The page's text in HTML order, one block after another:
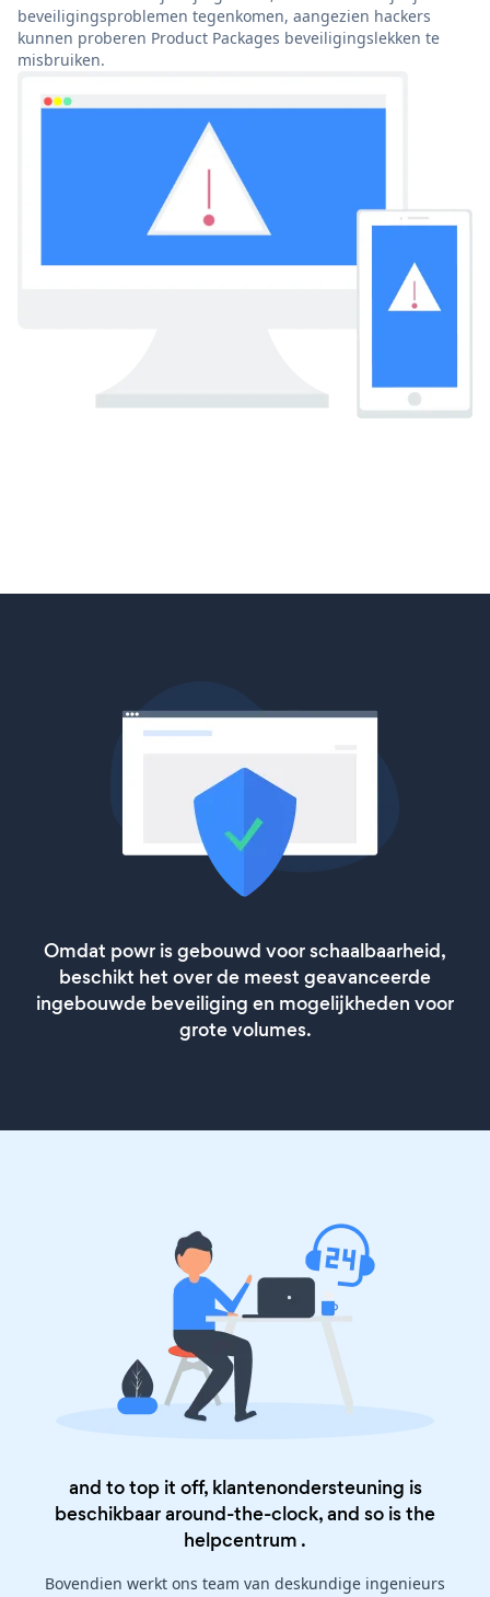
beveiligingsproblemen tegenkomen, aangezien hackers
kunnen proberen Product Packages beveiligingslekken te
misbruiken.
Omdat powr is gebouwd voor schaalbaarheid,
beschikt het over de meest geavanceerde
ingebouwde beveiliging en mogelijkheden voor
grote volumes.
and to top it off, klantenondersteuning is
beschikbaar around-the-clock, and so is the
helpcentrum .
Bovendien werkt ons team van deskundige ingenieurs